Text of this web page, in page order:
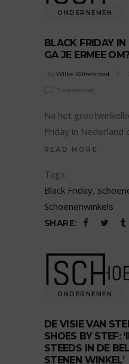
ONDERNEMEN
BLACK FRIDAY
GA JE ERMEE
by Wilke Wittebrood
0 comments
Na het
Friday in Nederland
READ MORE
Tags:
Black Friday,
Schoenenwinkels
SHARE:
ONDERNEMEN
DE VISIE VAN
SHOES BY STEF:
STEEDS IN DE
STENEN WINKEL’